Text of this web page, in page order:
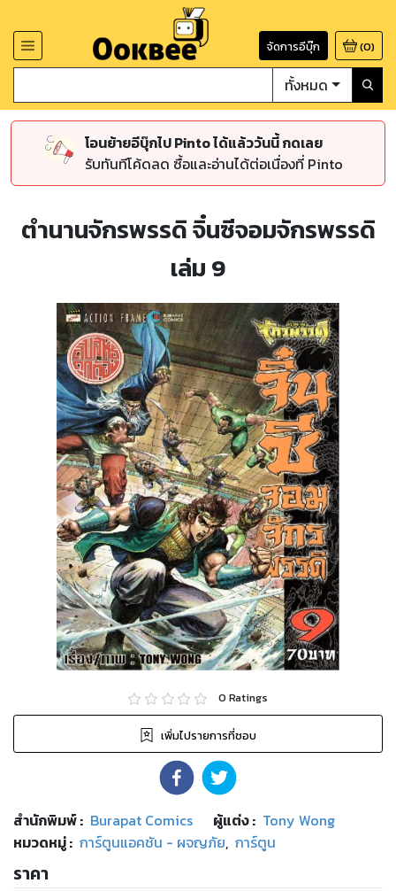
จัดการอีบุ๊ก (0)
ทั้งหมด
โอนย้ายอีบุ๊กไป Pinto ได้แล้ววันนี้ กดเลย
รับทันทีโค้ดลด ซื้อและอ่านได้ต่อเนื่องที่ Pinto
ตำนานจักรพรรดิ จิ๋นซีจอมจักรพรรดิ
เล่ม 9
0 Ratings
เพิ่มไปรายการที่ชอบ
สำนักพิมพ์: Burapat Comics ผู้แต่ง : Tony Wong
หมวดหมู่: การ์ตูนแอคชัน - ผจญภัย, การ์ตูน
ราคา